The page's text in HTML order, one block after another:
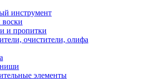
инструмент
и пропитки
очистители, олифа
элементы